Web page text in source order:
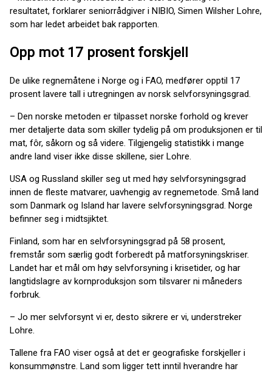
resultatet, forklarer seniorrådgiver i NIBIO, Simen Wilsher Lohre,
som har ledet arbeidet bak rapporten.
Opp mot 17 prosent forskjell
De ulike regnemåtene i Norge og i FAO, medfører opptil 17
prosent lavere tall i utregningen av norsk selvforsyningsgrad.
– Den norske metoden er tilpasset norske forhold og krever
mer detaljerte data som skiller tydelig på om produksjonen er til
mat, fôr, såkorn og så videre. Tilgjengelig statistikk i mange
andre land viser ikke disse skillene, sier Lohre.
USA og Russland skiller seg ut med høy selvforsyningsgrad
innen de fleste matvarer, uavhengig av regnemetode. Små land
som Danmark og Island har lavere selvforsyningsgrad. Norge
befinner seg i midtsjiktet.
Finland, som har en selvforsyningsgrad på 58 prosent,
fremstår som særlig godt forberedt på matforsyningskriser.
Landet har et mål om høy selvforsyning i krisetider, og har
langtidslagre av kornproduksjon som tilsvarer ni måneders
forbruk.
– Jo mer selvforsynt vi er, desto sikrere er vi, understreker
Lohre.
Tallene fra FAO viser også at det er geografiske forskjeller i
konsummønstre. Land som ligger tett inntil hverandre har